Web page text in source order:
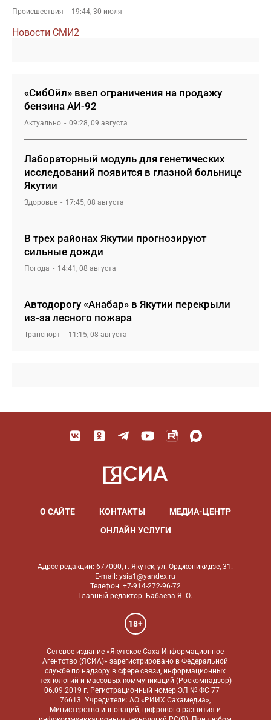
Происшествия 19:44, 30 июля
Новости СМИ2
«СибОйл» ввел ограничения на продажу
бензина АИ-92
Актуально 09:28, 09 августа
Лабораторный модуль для генетических
исследований появится в глазной больнице
Якутии
Здоровье 17:45, 08 августа
В трех районах Якутии прогнозируют
сильные дожди
Погода 14:41, 08 августа
Автодорогу «Анабар» в Якутии перекрыли
из-за лесного пожара
Транспорт 11:15, 08 августа
О САЙТЕ КОНТАКТЫ
МЕДИА-ЦЕНТР
ОНЛАЙН УСЛУГИ
Адрес редакции: 677000, г. Якутск, ул. Орджоникидзе, 31.
E-mail: ysia1@yandex.ru
Телефон: +7-914-272-96-72
Главный редактор: Бабаева Я. О.
18+
Сетевое издание «Якутское-Саха Информационное
Агентство (ЯСИА)» зарегистрировано в Федеральной
службе по надзору в сфере связи, информационных
технологий и массовых коммуникаций (Роскомнадзор)
06.09.2019 г. Регистрационный номер ЭЛ № ФС 77 —
76613. Учредители: АО «РИИХ Сахамедиа»,
Министерство инноваций, цифрового развития и